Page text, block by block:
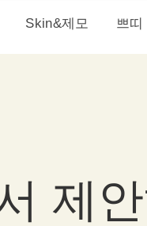
Skin&제모 쁘띠
제